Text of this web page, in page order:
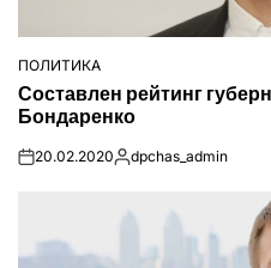
ОПУБЛІКУВАТИ
У
ПОЛИТИКА
Составлен рейтинг
Бондаренко
on20.02.2020Опубліковано
dpchas_admin